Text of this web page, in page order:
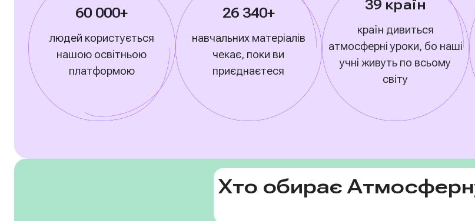
60 000+
людей користується
нашою освітньою
платформою
26 340+
навчальних матеріалів
чекає, поки ви
приєднаєтеся
39 країн
країн дивиться
атмосферні уроки, бо наші
учні живуть по всьому
світу
Хто обирає